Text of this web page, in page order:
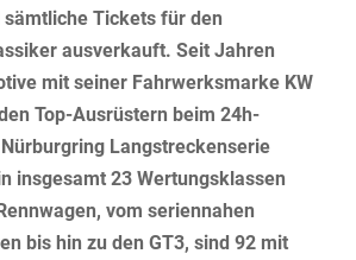
Tickets für den
ausverkauft. Seit Jahren
mit seiner Fahrwerksmarke KW
Top-Ausrüstern beim 24h-
Nürburgring Langstreckenserie
insgesamt 23 Wertungsklassen
vom seriennahen
bis hin zu den GT3, sind 92 mit